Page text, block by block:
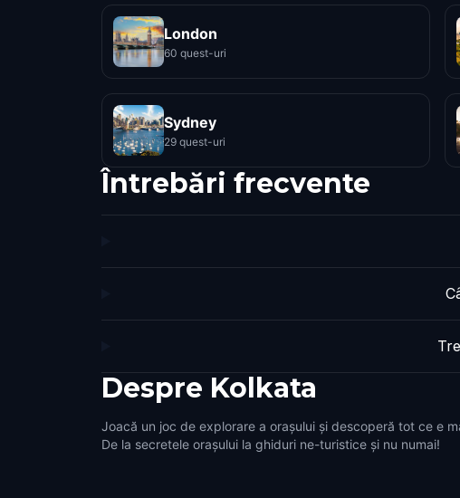
London
60 quest-uri
Sydney
29 quest-uri
Întrebări frecvente
Despre Kolkata
Joacă un joc de explorare a orașului și descoperă tot ce e
De la secretele orașului la ghiduri ne-turistice și nu numai!